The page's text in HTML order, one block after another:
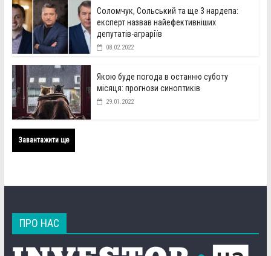
Соломчук, Сольський та ще 3 нардепа:
експерт назвав найефективніших
депутатів-аграріїв
08.02.2022
Якою буде погода в останню суботу
місяця: прогнози синоптиків
29.01.2022
Завантажити ще
ПРО НАС